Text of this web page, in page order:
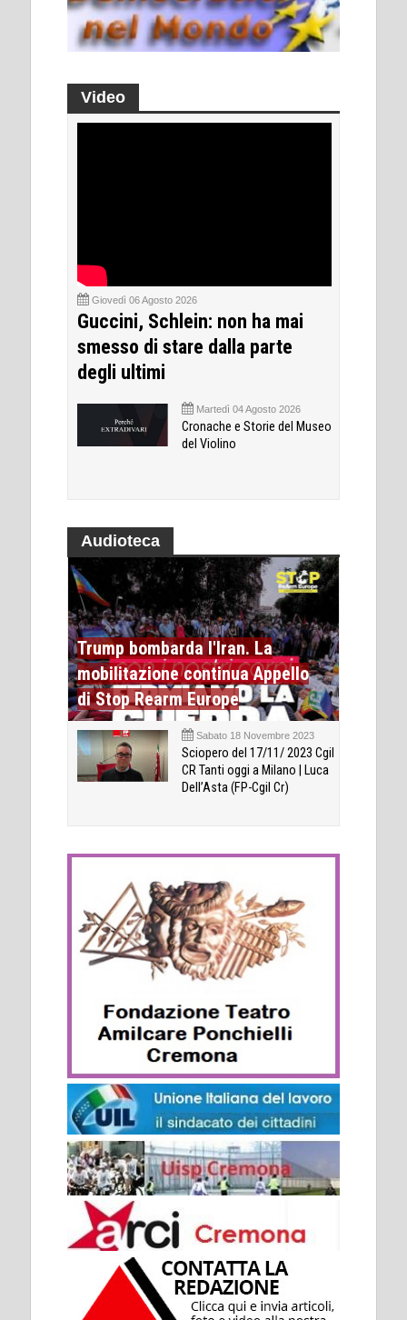
Video
Giovedì 06 Agosto 2026
Guccini, Schlein: non ha mai
smesso di stare dalla parte
degli ultimi
Martedì 04 Agosto 2026
Cronache e Storie del Museo
del Violino
Audioteca
Trump bombarda l'Iran. La
mobilitazione continua Appello
di Stop Rearm Europe
Sabato 18 Novembre 2023
Sciopero del 17/11/ 2023 Cgil
CR Tanti oggi a Milano | Luca
Dell’Asta (FP-Cgil Cr)